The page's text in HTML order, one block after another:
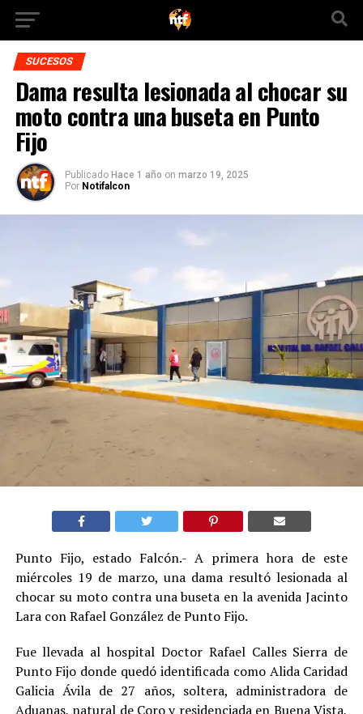
SUCESOS
Dama resulta lesionada al chocar su
moto contra una buseta en Punto
Fijo
Publicado Hace 1 año on marzo 19, 2025
Por Notifalcon
Punto Fijo, estado Falcón.- A primera hora de este
miércoles 19 de marzo, una dama resultó lesionada al
chocar su moto contra una buseta en la avenida Jacinto
Lara con Rafael González de Punto Fijo.
Fue llevada al hospital Doctor Rafael Calles Sierra de
Punto Fijo donde quedó identificada como Alida Caridad
Galicia Ávila de 27 años, soltera, administradora de
Aduanas, natural de Coro y residenciada en Buena Vista,